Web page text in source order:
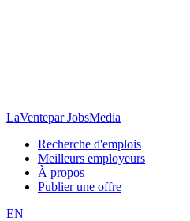
LaVentepar JobsMedia
Recherche d'emplois
Meilleurs employeurs
À propos
Publier une offre
EN